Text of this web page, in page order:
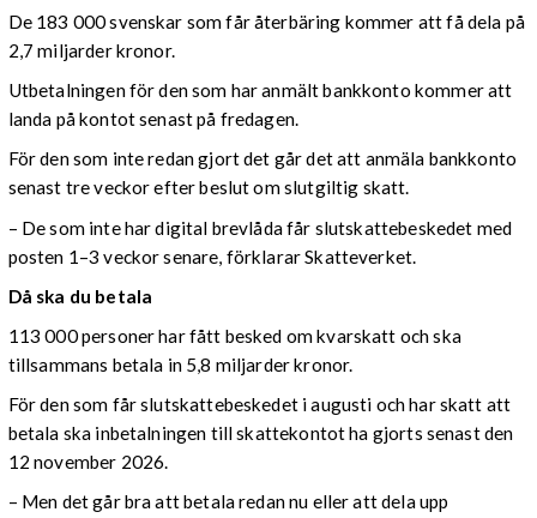
De 183 000 svenskar som får återbäring kommer att få dela på
2,7 miljarder kronor.
Utbetalningen för den som har anmält bankkonto kommer att
landa på kontot senast på fredagen.
För den som inte redan gjort det går det att anmäla bankkonto
senast tre veckor efter beslut om slutgiltig skatt.
– De som inte har digital brevlåda får slutskattebeskedet med
posten 1–3 veckor senare, förklarar Skatteverket.
Då ska du betala
113 000 personer har fått besked om kvarskatt och ska
tillsammans betala in 5,8 miljarder kronor.
För den som får slutskattebeskedet i augusti och har skatt att
betala ska inbetalningen till skattekontot ha gjorts senast den
12 november 2026.
– Men det går bra att betala redan nu eller att dela upp